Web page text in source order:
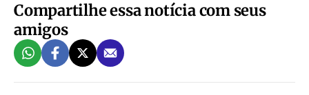
Compartilhe essa notícia com seus
amigos